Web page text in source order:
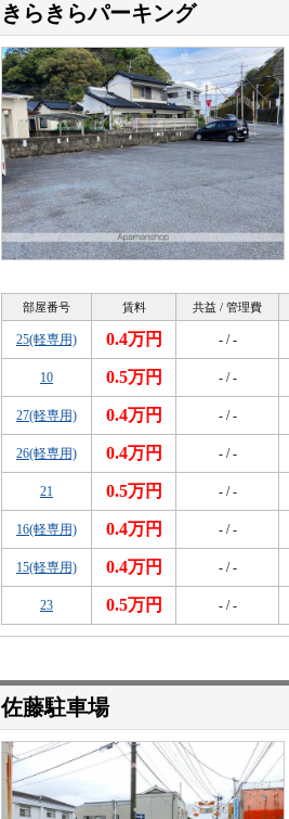
きらきらパーキング
部屋番号 賃料 共益 / 管理費
25(軽専用) 0.4万円 - / -
10 0.5万円 - / -
27(軽専用) 0.4万円 - / -
26(軽専用) 0.4万円 - / -
21 0.5万円 - / -
16(軽専用) 0.4万円 - / -
15(軽専用) 0.4万円 - / -
23 0.5万円 - / -
佐藤駐車場